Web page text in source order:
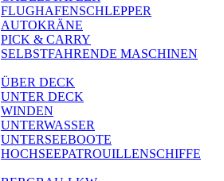
FLUGHAFENSCHLEPPER
AUTOKRÄNE
PICK & CARRY
SELBSTFAHRENDE MASCHINEN
ÜBER DECK
UNTER DECK
WINDEN
UNTERWASSER
UNTERSEEBOOTE
HOCHSEEPATROUILLENSCHIFFE